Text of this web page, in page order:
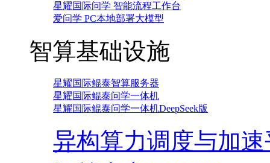
星耀国际问学 智能流程工作台
爱问学 PC本地部署大模型
智算基础设施
星耀国际鲲泰智算服务器
星耀国际鲲泰问学一体机
星耀国际鲲泰问学一体机DeepSeek版
异构算力调度与加